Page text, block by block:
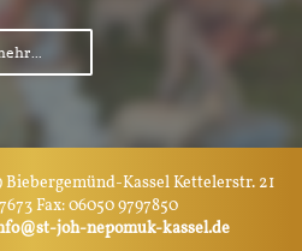
Biebergemünd-Kassel Kettelerstr. 21
Fax: 06050 9797850
joh-nepomuk-kassel.de